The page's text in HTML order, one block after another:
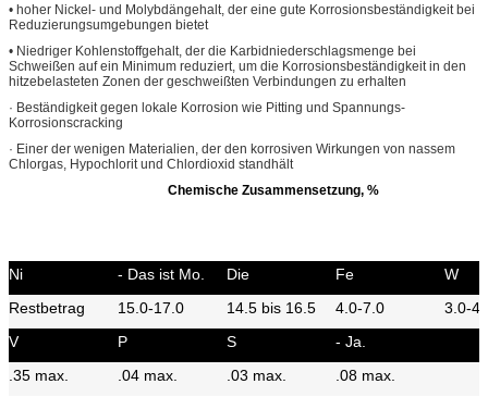
• hoher Nickel- und Molybdängehalt, der eine gute Korrosionsbeständigkeit bei
Reduzierungsumgebungen bietet
• Niedriger Kohlenstoffgehalt, der die Karbidniederschlagsmenge bei
Schweißen auf ein Minimum reduziert, um die Korrosionsbeständigkeit in den
hitzebelasteten Zonen der geschweißten Verbindungen zu erhalten
· Beständigkeit gegen lokale Korrosion wie Pitting und Spannungs-
Korrosionscracking
· Einer der wenigen Materialien, der den korrosiven Wirkungen von nassem
Chlorgas, Hypochlorit und Chlordioxid standhält
Chemische Zusammensetzung, %
Ni - Das ist Mo. Die Fe
W
Restbetrag
15.0-17.0 14.5 bis 16.5 4.0-7.0
3.0-
V
P S
- Ja.
.35 max.
.04 max. .03 max. .08 max.